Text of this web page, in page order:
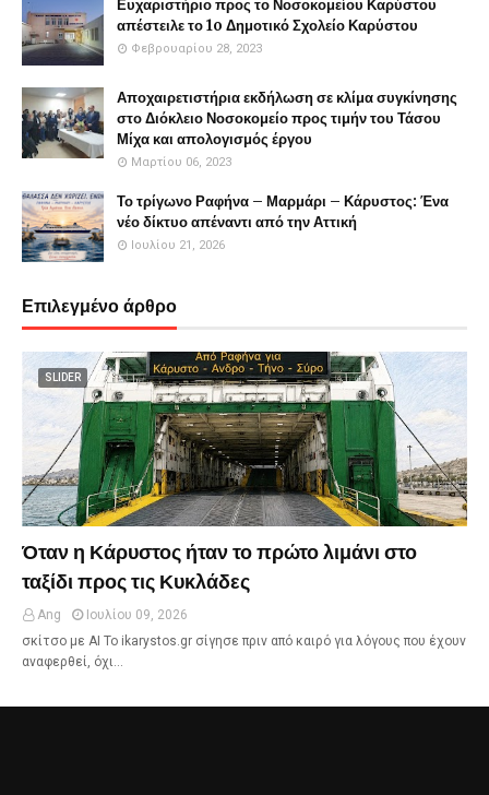
Ευχαριστήριο προς το Νοσοκομείου Καρύστου
απέστειλε το 1o Δημοτικό Σχολείο Καρύστου
Φεβρουαρίου 28, 2023
Αποχαιρετιστήρια εκδήλωση σε κλίμα συγκίνησης
στο Διόκλειο Νοσοκομείο προς τιμήν του Τάσου
Μίχα και απολογισμός έργου
Μαρτίου 06, 2023
Το τρίγωνο Ραφήνα – Μαρμάρι – Κάρυστος: Ένα
νέο δίκτυο απέναντι από την Αττική
Ιουλίου 21, 2026
Επιλεγμένο άρθρο
SLIDER
Όταν η Κάρυστος ήταν το πρώτο λιμάνι στο
ταξίδι προς τις Κυκλάδες
Ang
Ιουλίου 09, 2026
σκίτσο με ΑΙ Το ikarystos.gr σίγησε πριν από καιρό για λόγους που έχουν
αναφερθεί, όχι…